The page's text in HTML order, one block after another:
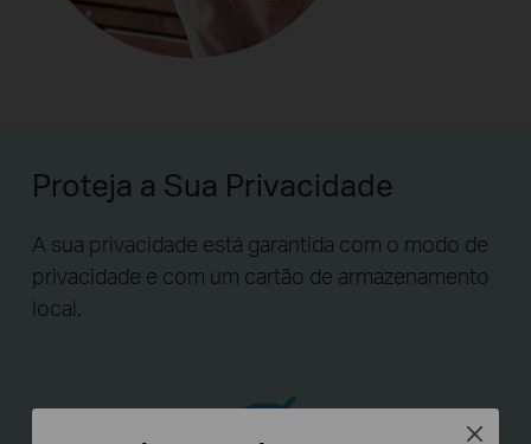
Proteja a Sua Privacidade
A sua privacidade está garantida com o modo de
privacidade e com um cartão de armazenamento
local.
Close